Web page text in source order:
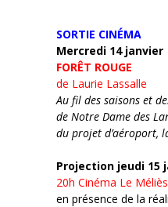
SORTIE CINÉMA
Mercredi 14 janvier
FORÊT ROUGE
de Laurie Lassalle
Au fil des saisons et
de Notre Dame des
du projet d’aéroport,
Projection jeudi 15
20h Cinéma Le Méliès
en présence de la